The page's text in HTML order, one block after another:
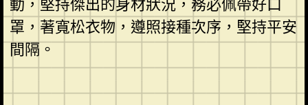
動，堅持傑出的身材狀況，務必佩帶好口
罩，著寬松衣物，遵照接種次序，堅持平安
間隔。